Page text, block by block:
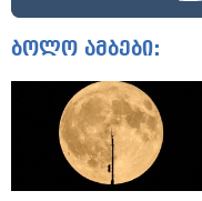
ბოლო ამბები: